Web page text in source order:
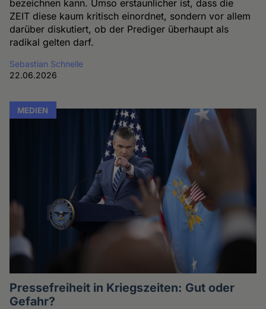
bezeichnen kann. Umso erstaunlicher ist, dass die
ZEIT diese kaum kritisch einordnet, sondern vor allem
darüber diskutiert, ob der Prediger überhaupt als
radikal gelten darf.
Sebastian Schnelle
22.06.2026
MEDIEN
Pressefreiheit in Kriegszeiten: Gut oder
Gefahr?